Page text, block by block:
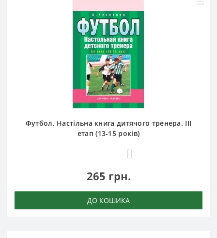
Футбол. Настільна книга дитячого тренера. III
етап (13-15 років)
265 грн.
ДО КОШИКА